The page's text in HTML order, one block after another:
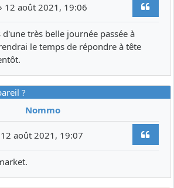
12 août 2021, 19:06
très belle journée passée à
le temps de répondre à tête
?
Nommo
12 août 2021, 19:07